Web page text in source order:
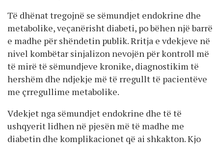
Të dhënat tregojnë se sëmundjet endokrine dhe
metabolike, veçanërisht diabeti, po bëhen një barrë
e madhe për shëndetin publik. Rritja e vdekjeve në
nivel kombëtar sinjalizon nevojën për kontroll më
të mirë të sëmundjeve kronike, diagnostikim të
hershëm dhe ndjekje më të rregullt të pacientëve
me çrregullime metabolike.
Vdekjet nga sëmundjet endokrine dhe të të
ushqyerit lidhen në pjesën më të madhe me
diabetin dhe komplikacionet që ai shkakton. Kjo